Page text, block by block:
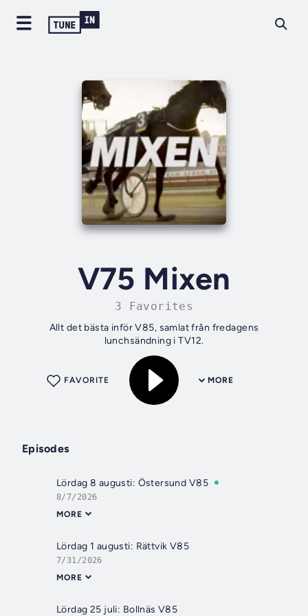
V75 Mixen
3 Favorites
Allt det bästa inför V85, samlat från fredagens
lunchsändning i TV12.
MORE
FAVORITE
Episodes
Lördag 8 augusti: Östersund V85
8/7/2026
MORE
Lördag 1 augusti: Rättvik V85
7/31/2026
MORE
Lördag 25 juli: Bollnäs V85